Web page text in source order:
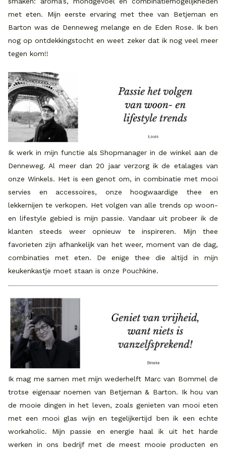
met eten. Mijn eerste ervaring met thee van Betjeman en
Barton was de Denneweg melange en de Eden Rose. Ik ben
nog op ontdekkingstocht en weet zeker dat ik nog veel meer
tegen kom!!
Ik werk in mijn functie als Shopmanager in de winkel aan de
Denneweg. Al meer dan 20 jaar verzorg ik de etalages van
onze Winkels. Het is een genot om, in combinatie met mooi
servies en accessoires, onze hoogwaardige thee en
lekkernijen te verkopen. Het volgen van alle trends op woon-
en lifestyle gebied is mijn passie. Vandaar uit probeer ik de
klanten steeds weer opnieuw te inspireren. Mijn thee
favorieten zijn afhankelijk van het weer, moment van de dag,
combinaties met eten. De enige thee die altijd in mijn
keukenkastje moet staan is onze Pouchkine.
Ik mag me samen met mijn wederhelft Marc van Bommel de
trotse eigenaar noemen van Betjeman & Barton. Ik hou van
de mooie dingen in het leven, zoals genieten van mooi eten
met een mooi glas wijn en tegelijkertijd ben ik een echte
workaholic. Mijn passie en energie haal ik uit het harde
werken in ons bedrijf met de meest mooie producten en